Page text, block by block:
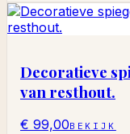
Decoratieve
van resthout.
€ 99,00BEKIJK